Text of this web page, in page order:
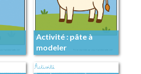
Activité : pâte à
modeler